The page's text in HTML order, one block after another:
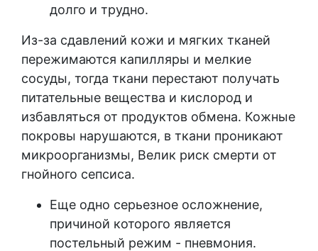
долго и трудно.
Из-за сдавлений кожи и мягких тканей
пережимаются капилляры и мелкие
сосуды, тогда ткани перестают получать
питательные вещества и кислород и
избавляться от продуктов обмена. Кожные
покровы нарушаются, в ткани проникают
микроорганизмы, Велик риск смерти от
гнойного сепсиса.
Еще одно серьезное осложнение,
причиной которого является
постельный режим - пневмония.